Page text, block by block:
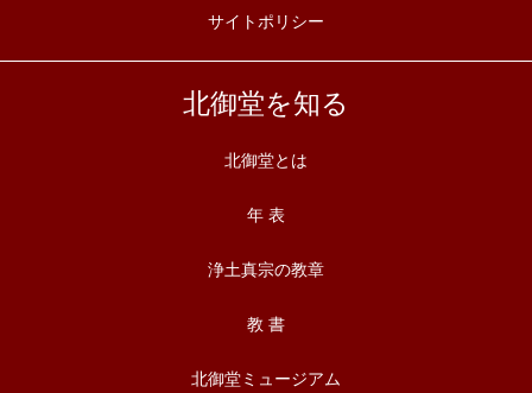
サイトポリシー
北御堂を知る
北御堂とは
年 表
浄土真宗の教章
教 書
北御堂ミュージアム